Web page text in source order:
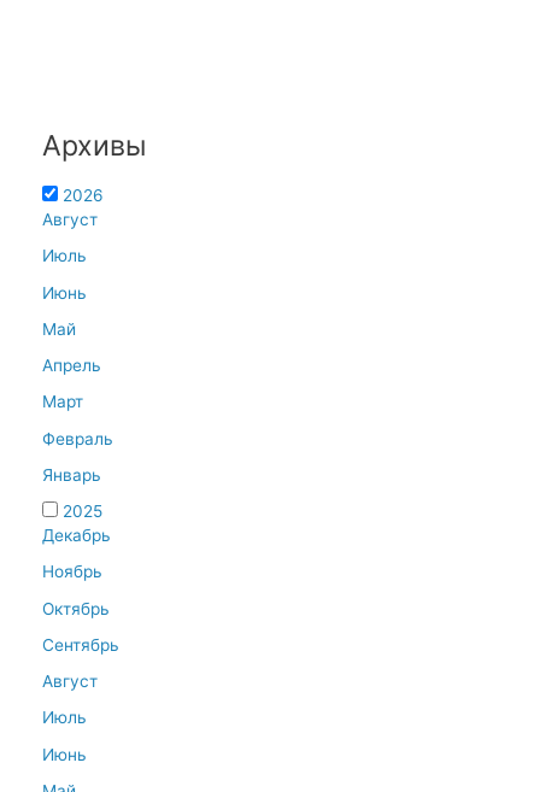
Архивы
2026
Август
Июль
Июнь
Май
Апрель
Март
Февраль
Январь
2025
Декабрь
Ноябрь
Октябрь
Сентябрь
Август
Июль
Июнь